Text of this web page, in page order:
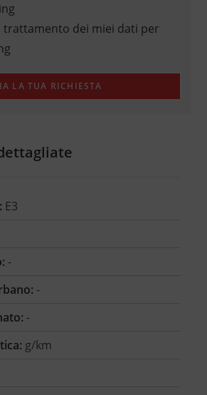
trattamento dei miei dati per
E3
-
-
-
g/km